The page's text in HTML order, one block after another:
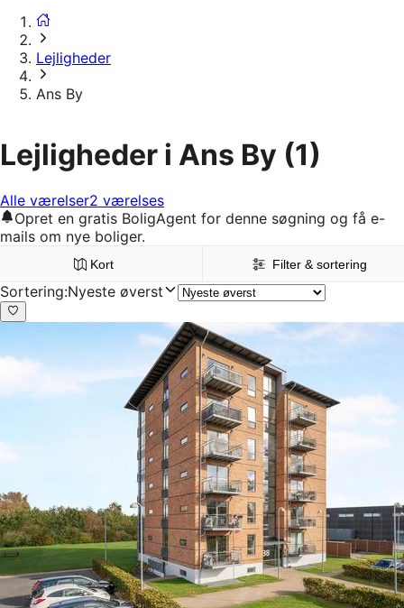
Lejligheder
Ans By
Lejligheder i Ans By (1)
Alle værelser2 værelses
Opret en gratis BoligAgent for denne søgning og få e-
mails om nye boliger.
Kort Filter & sortering
Sortering:Nyeste øverst